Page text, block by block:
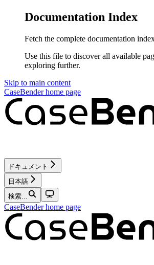
Documentation Index
Fetch the complete documentation
Use this file to discover all available
exploring further.
Skip to main content
CaseBenderhome page
ドキュメント
日本語
検索...
CaseBenderhome page